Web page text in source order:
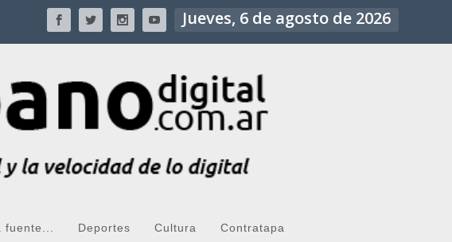
Jueves, 6 de agosto de 2026
fuente... Deportes Cultura Contratapa